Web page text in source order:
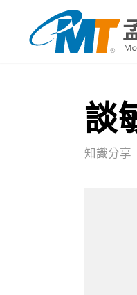
談
知識分享